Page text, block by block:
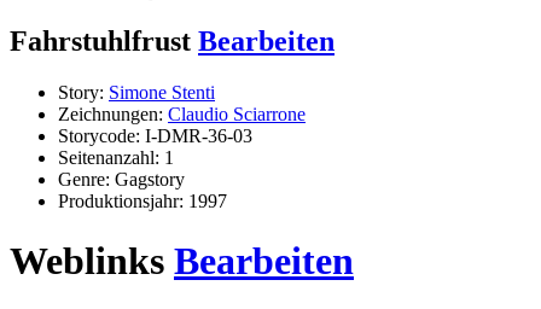
Fahrstuhlfrust Bearbeiten
Story: Simone Stenti
Zeichnungen: Claudio Sciarrone
Storycode: I-DMR-36-03
Seitenanzahl: 1
Genre: Gagstory
Produktionsjahr: 1997
Weblinks Bearbeiten